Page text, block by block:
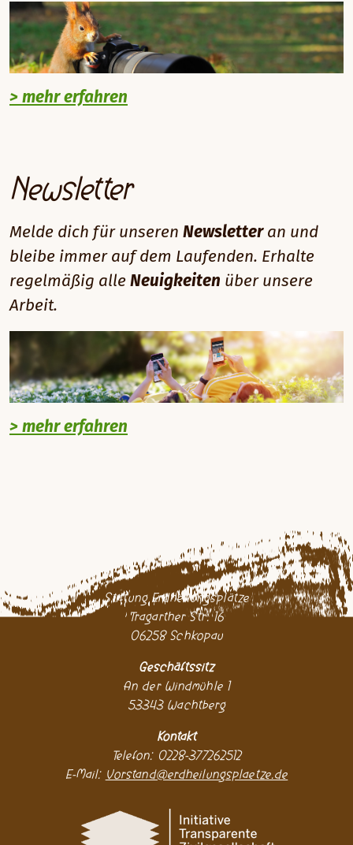
> mehr erfahren
Newsletter
Melde dich für unseren Newsletteran und
bleibe immer auf dem Laufenden. Erhalte
regelmäßig alle Neuigkeiten über unsere
Arbeit.
> mehr erfahren
Stiftung Erdheilungsplätze
Tragarther Str. 16
06258 Schkopau
Geschäftssitz
An der Windmühle 1
53343 Wachtberg
Kontakt
Telefon: 0228-377262512
E-Mail: Vorstand@erdheilungsplaetze.de